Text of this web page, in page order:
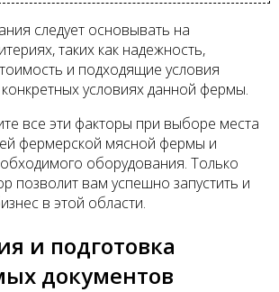
следует основывать на
таких как надежность,
и подходящие условия
условиях данной фермы.
все эти факторы при выборе места
фермерской мясной фермы и
оборудования. Только
позволит вам успешно запустить и
в этой области.
и подготовка
документов